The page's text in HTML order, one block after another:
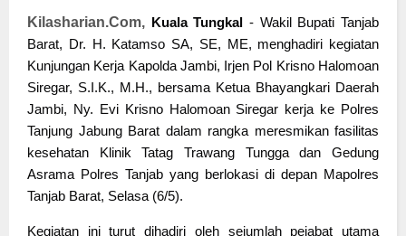
Kilasharian.Com, Kuala Tungkal - Wakil Bupati Tanjab
Barat, Dr. H. Katamso SA, SE, ME, menghadiri kegiatan
Kunjungan Kerja Kapolda Jambi, Irjen Pol Krisno Halomoan
Siregar, S.I.K., M.H., bersama Ketua Bhayangkari Daerah
Jambi, Ny. Evi Krisno Halomoan Siregar kerja ke Polres
Tanjung Jabung Barat dalam rangka meresmikan fasilitas
kesehatan Klinik Tatag Trawang Tungga dan Gedung
Asrama Polres Tanjab yang berlokasi di depan Mapolres
Tanjab Barat, Selasa (6/5).
Kegiatan ini turut dihadiri oleh sejumlah pejabat utama